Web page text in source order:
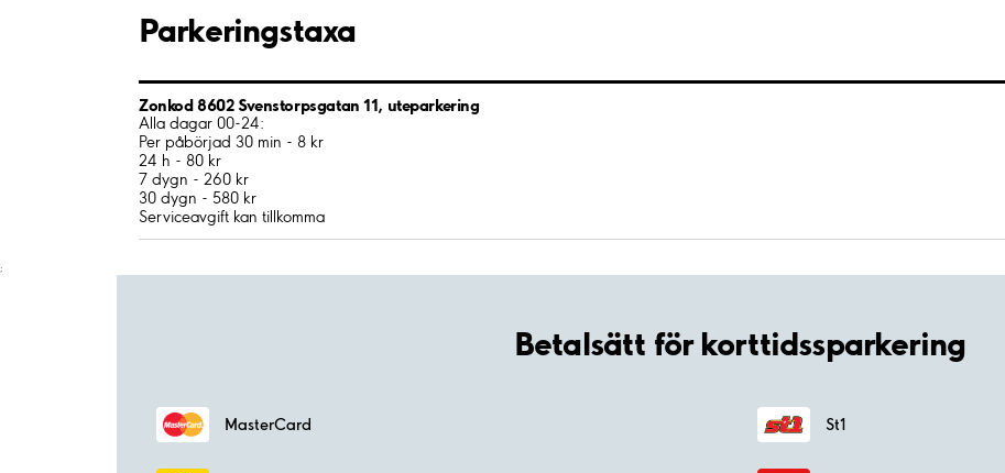
Parkeringstaxa
Zonkod 8602 Svenstorpsgatan 11, uteparkering
Alla dagar 00-24:
Per påbörjad 30 min - 8 kr
24 h - 80 kr
7 dygn - 260 kr
30 dygn - 580 kr
Serviceavgift kan tillkomma
;
Betalsätt för korttidssparkering
MasterCard St1